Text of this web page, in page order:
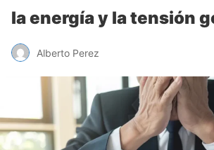
la energía y la tensión
Alberto Perez